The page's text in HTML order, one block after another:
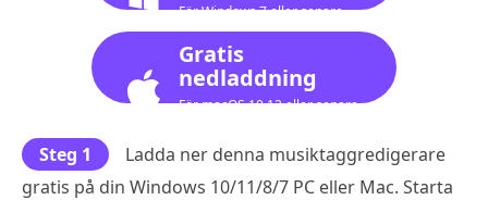
För Windows 7 eller senare
Gratis
nedladdning
För macOS 10.12 eller senare
Steg 1
Ladda ner denna musiktaggredigerare
gratis på din Windows 10/11/8/7 PC eller Mac. Starta